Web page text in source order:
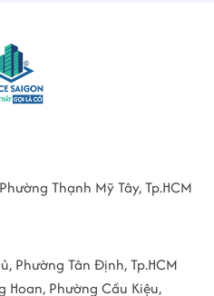
Thạnh Mỹ Tây, Tp.HCM
Phường Tân Định, Tp.HCM
Hoan, Phường Cầu Kiệu,